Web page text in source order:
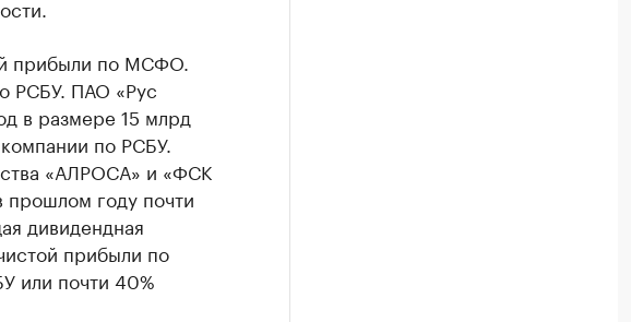
прибыли по МСФО.
РСБУ. ПАО «Рус
в размере 15 млрд
по РСБУ.
«АЛРОСА» и «ФСК
году почти
дивидендная
прибыли по
или почти 40%